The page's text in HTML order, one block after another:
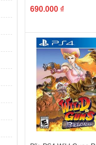
690.000 ₫